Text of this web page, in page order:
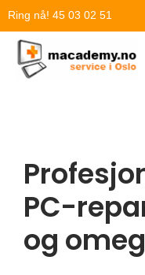
Hopp
innholdet
Ring nå! 45 03 02 51
PC-
og